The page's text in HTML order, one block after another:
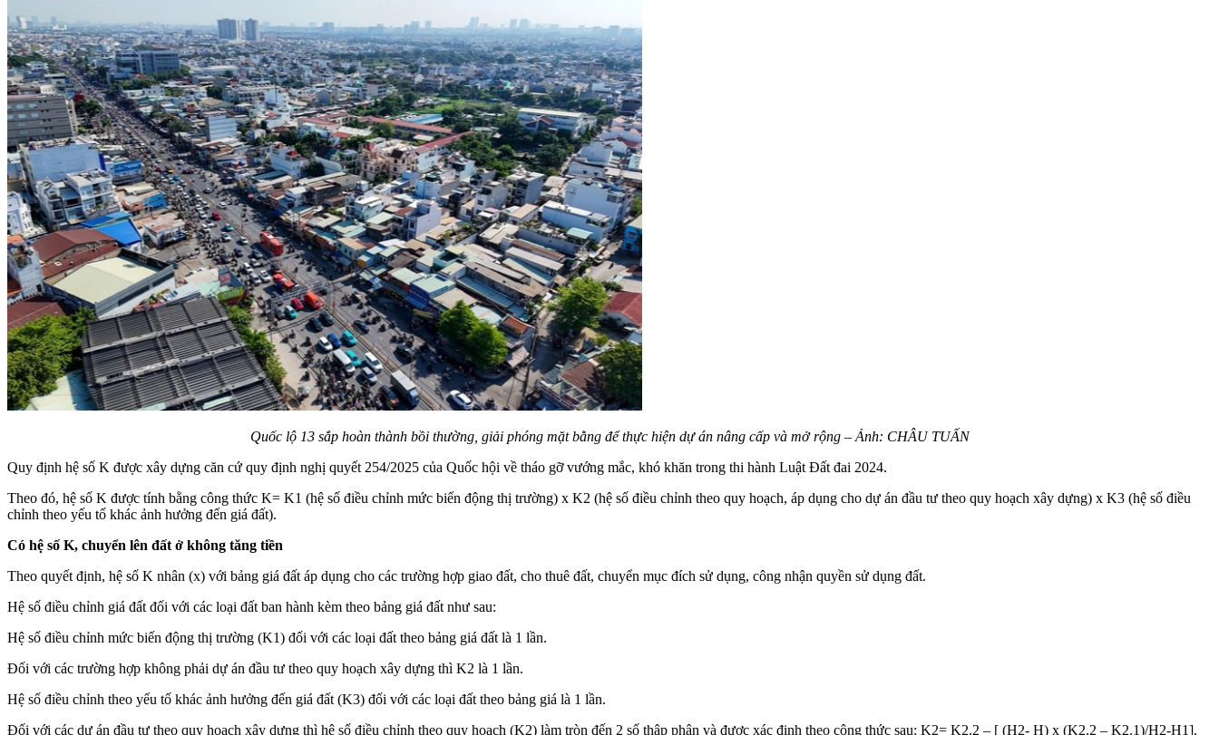
Quốc lộ 13 sắp hoàn thành bồi thường, giải phóng mặt bằng để thực hiện dự án nâng cấp và mở rộng – Ảnh: CHÂU TUẤN
Quy định hệ số K được xây dựng căn cứ quy định nghị quyết 254/2025 của Quốc hội về tháo gỡ vướng mắc, khó khăn trong thi hành Luật Đất đai 2024.
Theo đó, hệ số K được tính bằng công thức K= K1 (hệ số điều chỉnh mức biến động thị trường) x K2 (hệ số điều chỉnh theo quy hoạch, áp dụng cho dự án đầu tư theo quy hoạch xây dựng) x K3 (hệ số điều
chỉnh theo yếu tố khác ảnh hưởng đến giá đất).
Có hệ số K, chuyển lên đất ở không tăng tiền
Theo quyết định, hệ số K nhân (x) với bảng giá đất áp dụng cho các trường hợp giao đất, cho thuê đất, chuyển mục đích sử dụng, công nhận quyền sử dụng đất.
Hệ số điều chỉnh giá đất đối với các loại đất ban hành kèm theo bảng giá đất như sau:
Hệ số điều chỉnh mức biến động thị trường (K1) đối với các loại đất theo bảng giá đất là 1 lần.
Đối với các trường hợp không phải dự án đầu tư theo quy hoạch xây dựng thì K2 là 1 lần.
Hệ số điều chỉnh theo yếu tố khác ảnh hưởng đến giá đất (K3) đối với các loại đất theo bảng giá là 1 lần.
Đối với các dự án đầu tư theo quy hoạch xây dựng thì hệ số điều chỉnh theo quy hoạch (K2) làm tròn đến 2 số thập phân và được xác định theo công thức sau: K2= K2.2 – [ (H2- H) x (K2.2 – K2.1)/H2-H1].